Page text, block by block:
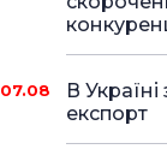
07.08
В
експорт